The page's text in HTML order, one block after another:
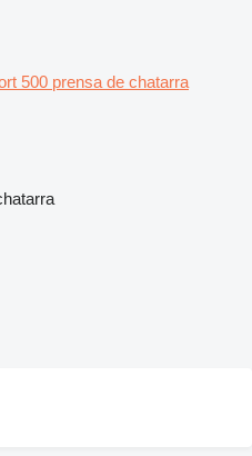
500 prensa de chatarra